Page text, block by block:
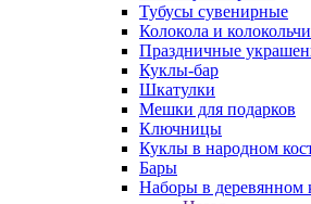
Тубусы сувенирные
Колокола и
Праздничные
Куклы-бар
Шкатулки
Мешки для подарков
Ключницы
Куклы в народном
Бары
Наборы в деревянном